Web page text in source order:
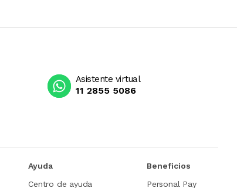
Asistente virtual
11 2855 5086
Ayuda
Centro de ayuda
Beneficios
Personal Pay